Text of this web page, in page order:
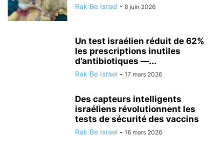
Rak Be Israel - 8 juin 2026
Un test israélien réduit de 62%
les prescriptions inutiles
d’antibiotiques —...
Rak Be Israel - 17 mars 2026
Des capteurs intelligents
israéliens révolutionnent les
tests de sécurité des vaccins
Rak Be Israel - 16 mars 2026